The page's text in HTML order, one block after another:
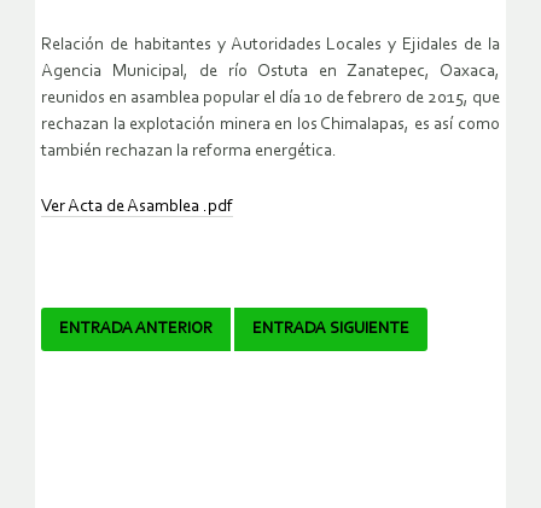
Relación de habitantes y Autoridades Locales y Ejidales de la
Agencia Municipal, de río Ostuta en Zanatepec, Oaxaca,
reunidos en asamblea popular el día 10 de febrero de 2015, que
rechazan la explotación minera en los Chimalapas, es así como
también rechazan la reforma energética.
Ver Acta de Asamblea .pdf
Navegador
ENTRADA ANTERIOR ENTRADA SIGUIENTE